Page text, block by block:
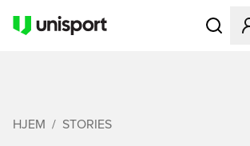
Åbner
HJEM STORIES